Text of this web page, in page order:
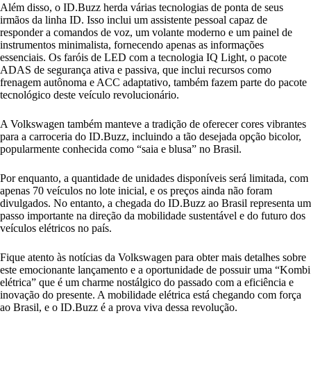
Além disso, o ID.Buzz herda várias tecnologias de ponta de seus
irmãos da linha ID. Isso inclui um assistente pessoal capaz de
responder a comandos de voz, um volante moderno e um painel de
instrumentos minimalista, fornecendo apenas as informações
essenciais. Os faróis de LED com a tecnologia IQ Light, o pacote
ADAS de segurança ativa e passiva, que inclui recursos como
frenagem autônoma e ACC adaptativo, também fazem parte do pacote
tecnológico deste veículo revolucionário.
A Volkswagen também manteve a tradição de oferecer cores vibrantes
para a carroceria do ID.Buzz, incluindo a tão desejada opção bicolor,
popularmente conhecida como “saia e blusa” no Brasil.
Por enquanto, a quantidade de unidades disponíveis será limitada, com
apenas 70 veículos no lote inicial, e os preços ainda não foram
divulgados. No entanto, a chegada do ID.Buzz ao Brasil representa um
passo importante na direção da mobilidade sustentável e do futuro dos
veículos elétricos no país.
Fique atento às notícias da Volkswagen para obter mais detalhes sobre
este emocionante lançamento e a oportunidade de possuir uma “Kombi
elétrica” que é um charme nostálgico do passado com a eficiência e
inovação do presente. A mobilidade elétrica está chegando com força
ao Brasil, e o ID.Buzz é a prova viva dessa revolução.